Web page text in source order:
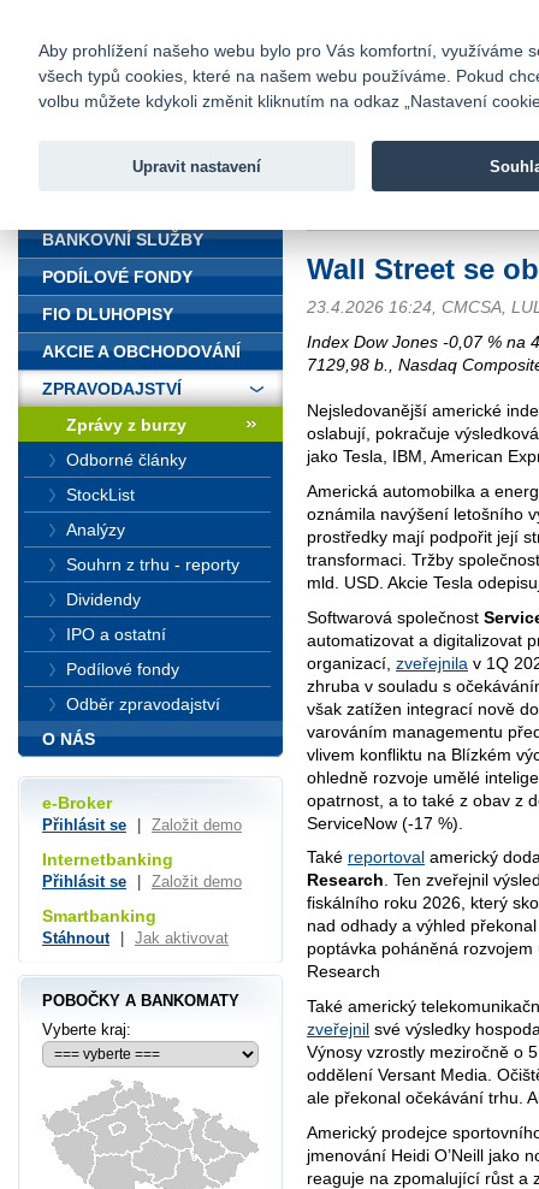
Fio banka
Fio banka
Wall Street se
23.4.2026 16:24, CMCSA,
Index Dow Jones -0,07 % na
7129,98 b., Nasdaq
Nejsledovanější americké
oslabují, pokračuje
jako Tesla, IBM, American
Americká automobilka a
oznámila navýšení letošního
prostředky mají podpořit její
transformaci. Tržby
mld. USD. Akcie Tesla
Softwarová společnost
automatizovat a digitalizovat
organizací, zveřejnila v 1Q
zhruba v souladu s
však zatížen integrací nově
varováním managementu
vlivem konfliktu na Blízkém
ohledně rozvoje umělé
opatrnost, a to také z obav z
ServiceNow (-17 %).
Také reportoval americký
Research. Ten zveřejnil
fiskálního roku 2026, který
nad odhady a výhled
poptávka poháněná
Research
Také americký
zveřejnil své výsledky
Výnosy vzrostly meziročně o
oddělení Versant Media.
ale překonal očekávání trhu.
Americký prodejce
jmenování Heidi O’Neill jako
reaguje na zpomalující růst a
BANKOVNÍ SLUŽBY
PODÍLOVÉ FONDY
FIO DLUHOPISY
AKCIE A OBCHODOVÁNÍ
ZPRAVODAJSTVÍ
Zprávy z burzy
Odborné články
StockList
Analýzy
Souhrn z trhu - reporty
Dividendy
IPO a ostatní
Podílové fondy
Odběr zpravodajství
O NÁS
e-Broker
Přihlásit se Založit demo
Internetbanking
Přihlásit se Založit demo
Smartbanking
Stáhnout Jak aktivovat
POBOČKY A BANKOMATY
Vyberte kraj:
Aby prohlížení našeho webu bylo pro Vás komfortní, využíváme
všech typů cookies, které na našem webu používáme. Pokud
volbu můžete kdykoli změnit kliknutím na odkaz „Nastavení
Upravit nastavení